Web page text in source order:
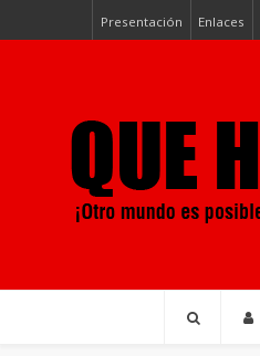
Presentación Enlaces